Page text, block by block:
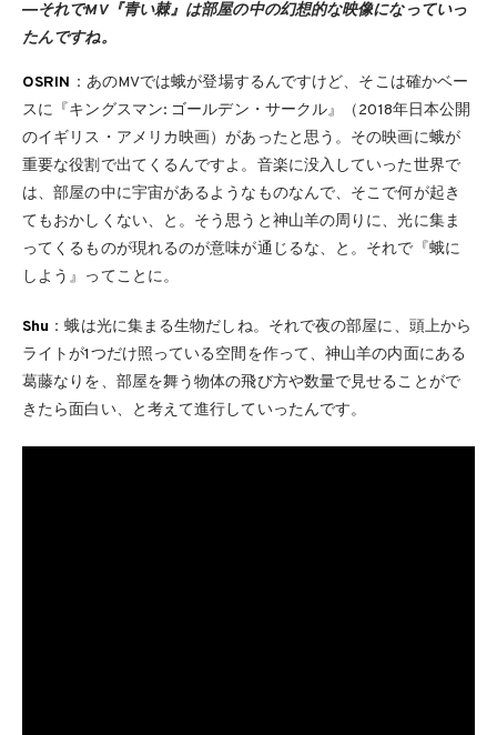
―それでMV『青い棘』は部屋の中の幻想的な映像になっていっ
たんですね。
OSRIN ：あのMVでは蛾が登場するんですけど、そこは確かベー
スに『キングスマン: ゴールデン・サークル』（2018年日本公開
のイギリス・アメリカ映画）があったと思う。その映画に蛾が
重要な役割で出てくるんですよ。音楽に没入していった世界で
は、部屋の中に宇宙があるようなものなんで、そこで何が起き
てもおかしくない、と。そう思うと神山羊の周りに、光に集ま
ってくるものが現れるのが意味が通じるな、と。それで『蛾に
しよう』ってことに。
Shu ：蛾は光に集まる生物だしね。それで夜の部屋に、頭上から
ライトが1つだけ照っている空間を作って、神山羊の内面にある
葛藤なりを、部屋を舞う物体の飛び方や数量で見せることがで
きたら面白い、と考えて進行していったんです。